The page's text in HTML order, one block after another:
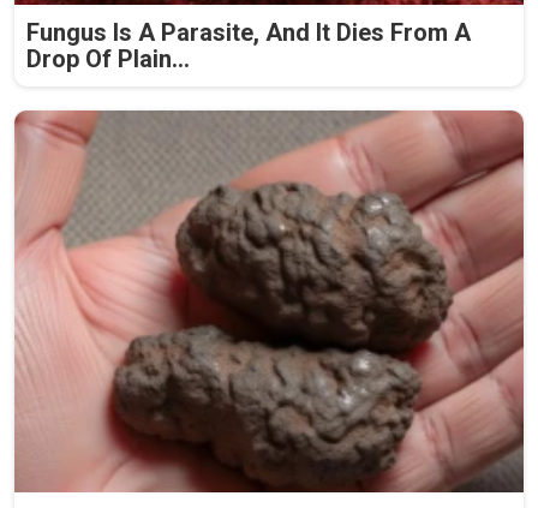
Fungus Is A Parasite, And It Dies From A
Drop Of Plain...